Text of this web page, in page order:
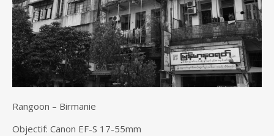
Rangoon – Birmanie
Objectif: Canon EF-S 17-55mm